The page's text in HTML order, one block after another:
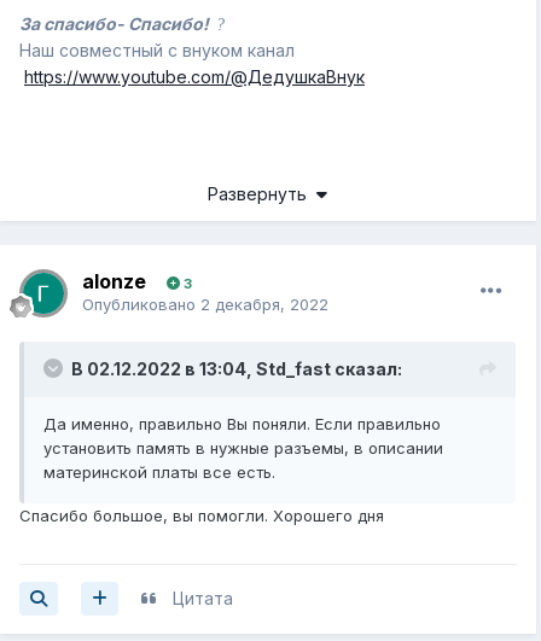
За спасибо- Спасибо! ?
Наш совместный с внуком канал
https://www.youtube.com/@ДедушкаВнук
Развернуть
alonze 3
Опубликовано 2 декабря, 2022
В 02.12.2022 в 13:04, Std_fast сказал:
Да именно, правильно Вы поняли. Если правильно
установить память в нужные разъемы, в описании
материнской платы все есть.
Спасибо большое, вы помогли. Хорошего дня
Цитата